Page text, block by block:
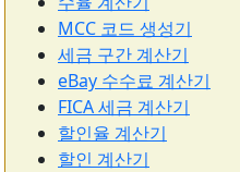
MCC 코드 생성기
세금 구간 계산기
eBay 수수료 계산기
FICA 세금 계산기
할인율 계산기
할인 계산기